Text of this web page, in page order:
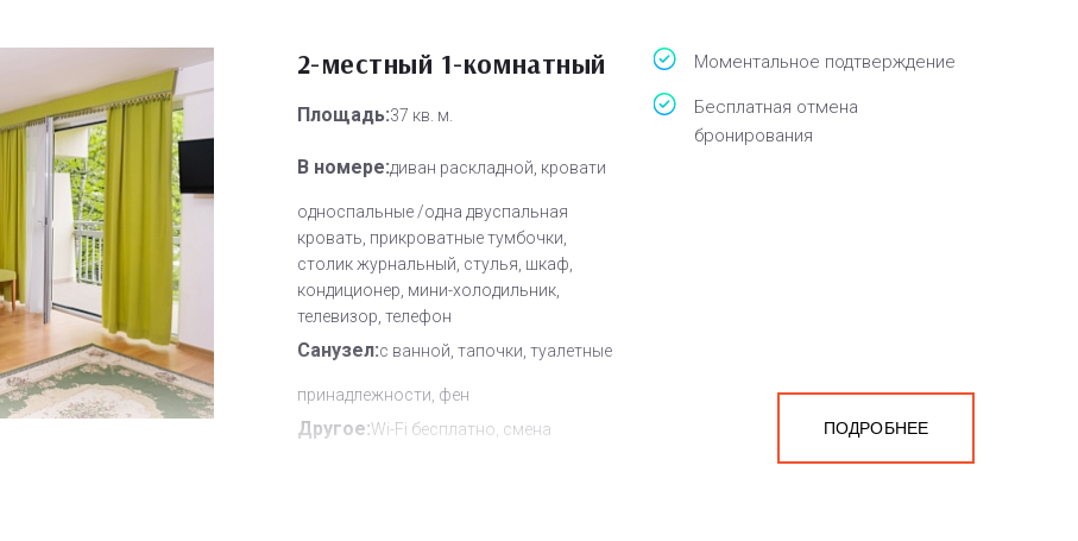
Дополнительное место:
2-местный 1-комнатный
Площадь:37 кв. м.
В номере:диван раскладной, кровати
односпальные /одна двуспальная
кровать, прикроватные тумбочки,
столик журнальный, стулья, шкаф,
кондиционер, мини-холодильник,
телевизор, телефон
Санузел:с ванной, тапочки, туалетные
принадлежности, фен
Другое:Wi-Fi бесплатно, смена
Моментальное подтверждение
Бесплатная отмена
бронирования
ПОДРОБНЕЕ